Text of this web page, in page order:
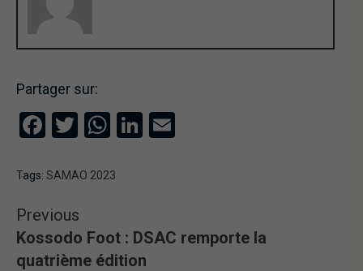
Partager sur:
Facebook
Twitter
WhatsApp
LinkedIn
Tags: SAMAO 2023
Previous
Kossodo Foot : DSAC remporte la
quatrième édition